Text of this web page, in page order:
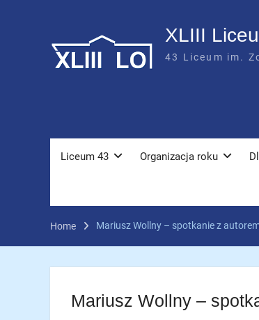
XLIII
43 Liceum im.
Liceum 43 Organizacja roku
Home Mariusz Wollny – spotkanie z
Mariusz Wollny –